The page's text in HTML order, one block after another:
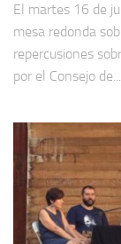
El martes 16 de
mesa redonda
repercusiones
por el Consejo de...